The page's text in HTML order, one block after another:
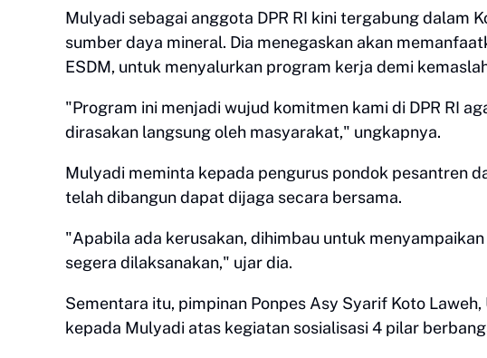
Mulyadi sebagai anggota DPR RI kini tergabung dalam
sumber daya mineral. Dia menegaskan akan
ESDM, untuk menyalurkan program kerja demi
"Program ini menjadi wujud komitmen kami di DPR RI
dirasakan langsung oleh masyarakat," ungkapnya.
Mulyadi meminta kepada pengurus pondok pesantren
telah dibangun dapat dijaga secara bersama.
"Apabila ada kerusakan, dihimbau untuk
segera dilaksanakan," ujar dia.
Sementara itu, pimpinan Ponpes Asy Syarif Koto
kepada Mulyadi atas kegiatan sosialisasi 4 pilar